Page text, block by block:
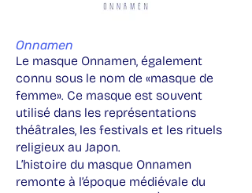
Onnamen
Le masque Onnamen, également
connu sous le nom de «masque de
femme». Ce masque est souvent
utilisé dans les représentations
théâtrales, les festivals et les rituels
religieux au Japon.
L’histoire du masque Onnamen
remonte à l’époque médiévale du